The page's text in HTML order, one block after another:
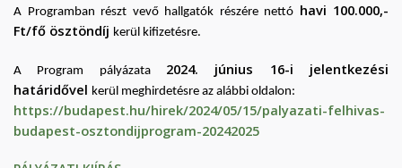
A Programban részt vevő hallgatók részére nettó havi 100.000,-
Ft/fő ösztöndíj kerül kifizetésre.
A Program pályázata 2024. június 16-i jelentkezési
határidővel kerül meghirdetésre az alábbi oldalon:
https://budapest.hu/hirek/2024/05/15/palyazati-felhivas-
budapest-osztondijprogram-20242025